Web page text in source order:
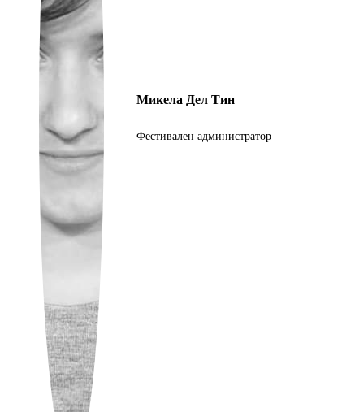
Ukrainian
Микела Дел Тин
Фестивален администратор